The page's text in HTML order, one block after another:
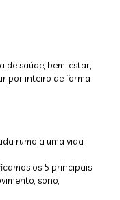
de saúde, bem-estar,
por inteiro de forma
rumo a uma vida
os 5 principais
sono,